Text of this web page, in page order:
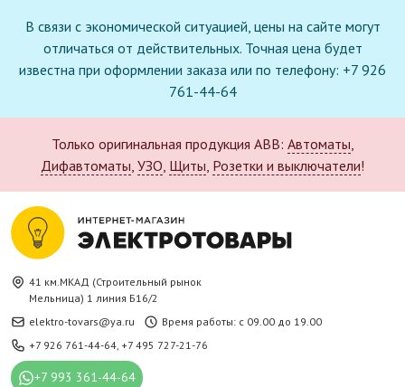
В связи с экономической ситуацией, цены на сайте могут
отличаться от действительных. Точная цена будет
известна при оформлении заказа или по телефону: +7 926
761-44-64
Только оригинальная продукция ABB: Автоматы,
Дифавтоматы, УЗО, Щиты, Розетки и выключатели!
41 км.МКАД (Строительный рынок
Мельница) 1 линия Б16/2
elektro-tovars@ya.ru
Время работы: с 09.00 до 19.00
+7 926 761-44-64, +7 495 727-21-76
+7 993 361-44-64